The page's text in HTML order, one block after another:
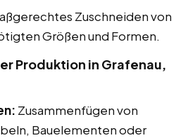
Zuschneiden von
Größen und Formen.
Produktion in Grafenau,
Zusammenfügen von
Bauelementen oder